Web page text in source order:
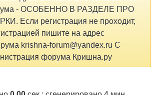
- ОСОБЕННО В РАЗДЕЛЕ ПРО
Если регистрация не проходит,
пишите на адрес
krishna-forum@yandex.ru С
форума Кришна.ру